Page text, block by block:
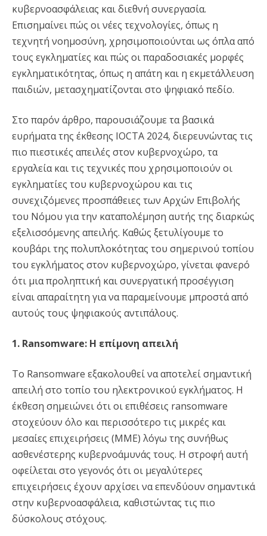
κυβερνοασφάλειας και διεθνή συνεργασία.
Επισημαίνει πώς οι νέες τεχνολογίες, όπως η
τεχνητή νοημοσύνη, χρησιμοποιούνται ως όπλα από
τους εγκληματίες και πώς οι παραδοσιακές μορφές
εγκληματικότητας, όπως η απάτη και η εκμετάλλευση
παιδιών, μετασχηματίζονται στο ψηφιακό πεδίο.
Στο παρόν άρθρο, παρουσιάζουμε τα βασικά
ευρήματα της έκθεσης IOCTA 2024, διερευνώντας τις
πιο πιεστικές απειλές στον κυβερνοχώρο, τα
εργαλεία και τις τεχνικές που χρησιμοποιούν οι
εγκληματίες του κυβερνοχώρου και τις
συνεχιζόμενες προσπάθειες των Αρχών Επιβολής
του Νόμου για την καταπολέμηση αυτής της διαρκώς
εξελισσόμενης απειλής. Καθώς ξετυλίγουμε το
κουβάρι της πολυπλοκότητας του σημερινού τοπίου
του εγκλήματος στον κυβερνοχώρο, γίνεται φανερό
ότι μια προληπτική και συνεργατική προσέγγιση
είναι απαραίτητη για να παραμείνουμε μπροστά από
αυτούς τους ψηφιακούς αντιπάλους.
1. Ransomware: Η επίμονη απειλή
Το Ransomware εξακολουθεί να αποτελεί σημαντική
απειλή στο τοπίο του ηλεκτρονικού εγκλήματος. Η
έκθεση σημειώνει ότι οι επιθέσεις ransomware
στοχεύουν όλο και περισσότερο τις μικρές και
μεσαίες επιχειρήσεις (ΜΜΕ) λόγω της συνήθως
ασθενέστερης κυβερνοάμυνάς τους. Η στροφή αυτή
οφείλεται στο γεγονός ότι οι μεγαλύτερες
επιχειρήσεις έχουν αρχίσει να επενδύουν σημαντικά
στην κυβερνοασφάλεια, καθιστώντας τις πιο
δύσκολους στόχους.